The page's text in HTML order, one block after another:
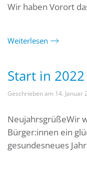
Wir haben Vorort
Weiterlesen
Start in 2022
Geschrieben am 14. Januar
NeujahrsgrüßeWir
Bürger:innen ein
gesundesneues